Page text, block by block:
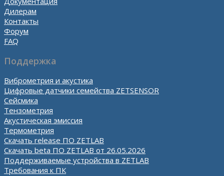
Дилерам
Контакты
Форум
FAQ
Поддержка
Виброметрия и акустика
Цифровые датчики семейства ZETSENSOR
Сейсмика
Тензометрия
Акустическая эмиссия
Термометрия
Скачать release ПО ZETLAB
Скачать beta ПО ZETLAB от 26.05.2026
Поддерживаемые устройства в ZETLAB
Требования к ПК